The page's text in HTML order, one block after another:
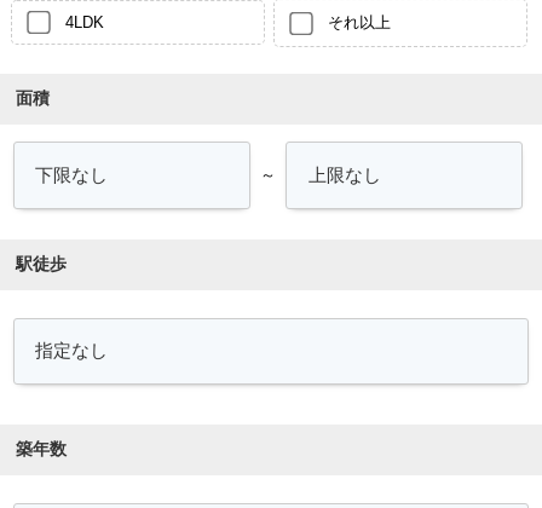
4LDK それ以上
面積
～
駅徒歩
築年数